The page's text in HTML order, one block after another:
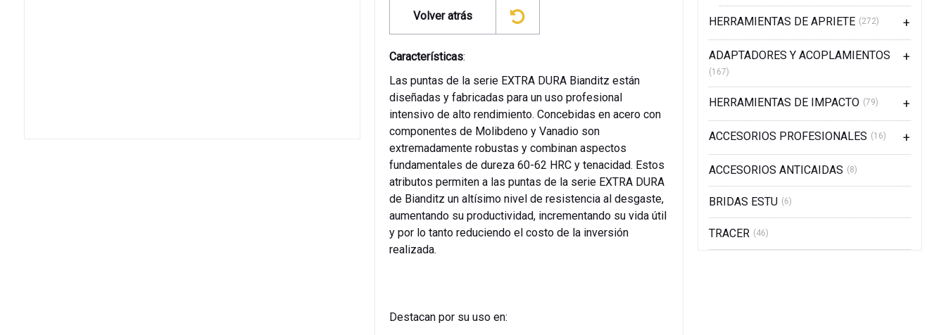
Volver atrás
Características:
Las puntas de la serie EXTRA DURA Bianditz están
diseñadas y fabricadas para un uso profesional
intensivo de alto rendimiento. Concebidas en acero con
componentes de Molibdeno y Vanadio son
extremadamente robustas y combinan aspectos
fundamentales de dureza 60-62 HRC y tenacidad. Estos
atributos permiten a las puntas de la serie EXTRA DURA
de Bianditz un altísimo nivel de resistencia al desgaste,
aumentando su productividad, incrementando su vida útil
y por lo tanto reduciendo el costo de la inversión
realizada.
Destacan por su uso en:
HERRAMIENTAS DE APRIETE (272)
ADAPTADORES Y ACOPLAMIENTOS
(167)
HERRAMIENTAS DE IMPACTO (79)
ACCESORIOS PROFESIONALES (16)
ACCESORIOS ANTICAIDAS (8)
BRIDAS ESTU (6)
TRACER (46)